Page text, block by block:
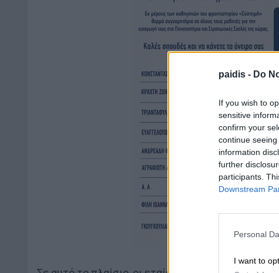
paidis - Do
If you wish to
sensitive
confirm your
continue
information
further
participants.
Downstream
Personal
I want to